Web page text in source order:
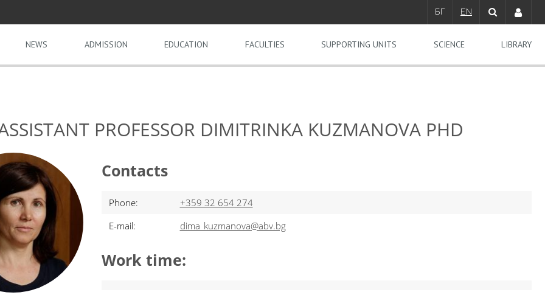
БГ EN
NEWS ADMISSION EDUCATION FACULTIES SUPPORTING UNITS SCIENCE LIBRARY
PROFESSOR DIMITRINKA KUZMANOVA PHD
Contacts
Phone:
+359 32 654 274
E-mail:
dima_kuzmanova@abv.bg
Work time: